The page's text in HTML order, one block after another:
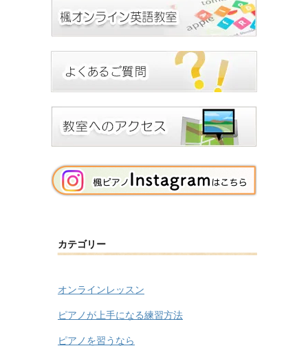
カテゴリー
オンラインレッスン
ピアノが上手になる練習方法
ピアノを習うなら